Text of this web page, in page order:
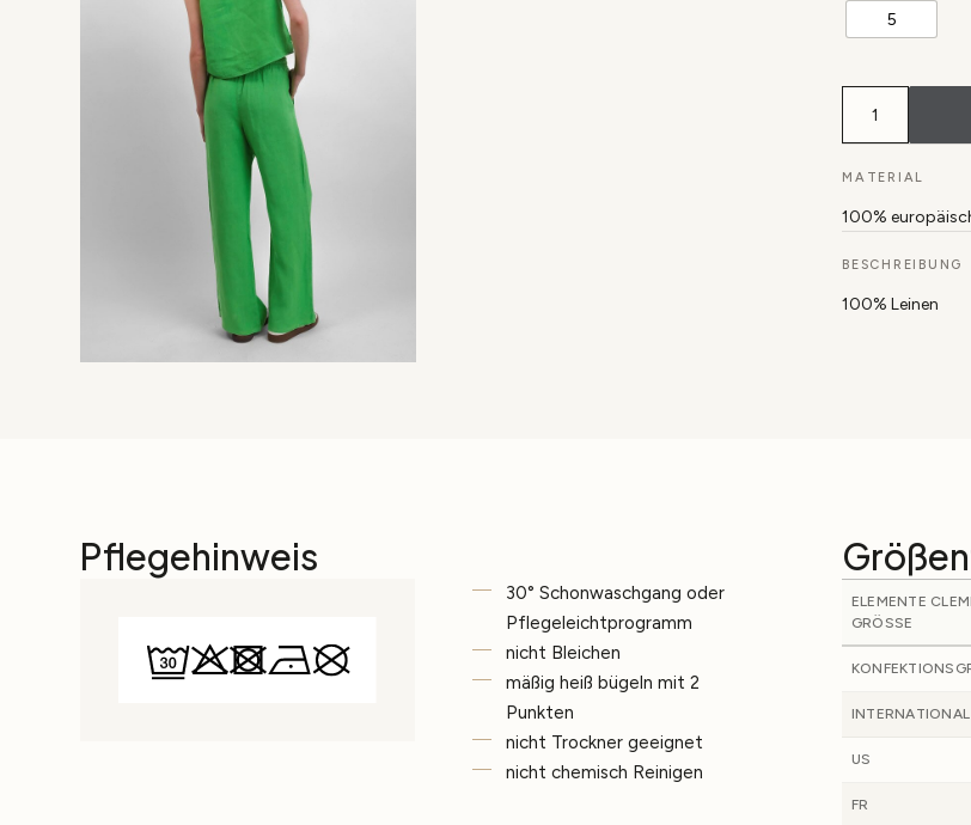
5
Hose
Rundu
europäischem
Leinen
Menge
MATERIAL
100%
BESCHREIBUNG
100% Leinen
Pflegehinweis
30° Schonwaschgang oder
Pflegeleichtprogramm
nicht Bleichen
mäßig heiß bügeln mit 2
Punkten
nicht Trockner geeignet
nicht chemisch Reinigen
ELEMENTE
GRÖSSE
INTERNATIONAL
US
FR